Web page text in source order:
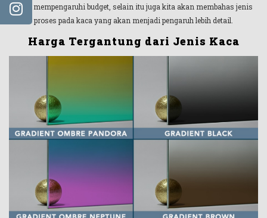
akan mempengaruhi budget, selain itu juga kita akan membahas jenis
proses pada kaca yang akan menjadi pengaruh lebih detail.
Harga Tergantung dari Jenis Kaca